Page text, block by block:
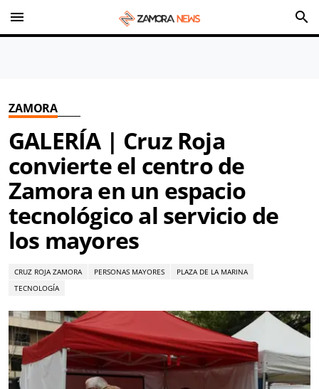
menu search
ZAMORA
GALERÍA | Cruz Roja
convierte el centro de
Zamora en un espacio
tecnológico al servicio de
los mayores
CRUZ ROJA ZAMORA PERSONAS MAYORES
PLAZA DE LA MARINA
TECNOLOGÍA